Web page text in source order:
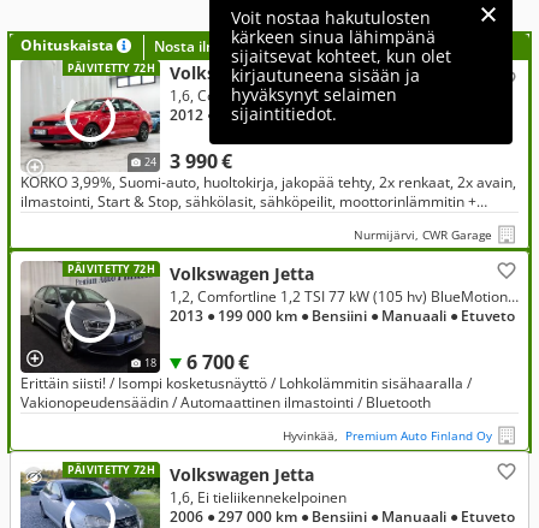
Voit nostaa hakutulosten
kärkeen sinua lähimpänä
sijaitsevat kohteet, kun olet
kirjautuneena sisään ja
hyväksynyt selaimen
sijaintitiedot.
Ohituskaista Nosta ilmoituksesi tähän?
PÄIVITETTY 72H
24
Volkswagen Jetta
3 990 €
2012 ● 329 000 km● Diesel
KORKO 3,99%, Suomi-auto, huoltokirja, jakopää tehty, 2x renkaat, 2x avain,
ilmastointi, Start & Stop, sähkölasit, sähköpeilit, moottorinlämmitin +
Nurmijärvi, CWR Garage
PÄIVITETTY 72H
18
Volkswagen Jetta
6 700 €
1,2, Comfortline 1,2 TSI 77 kW (105 hv) BlueMotion Technology
2013 ● 199 000 km ● Bensiini ● Manuaali ● Etuveto
Erittäin siisti! / Isompi kosketusnäyttö / Lohkolämmitin sisähaaralla /
Vakionopeudensäädin / Automaattinen ilmastointi / Bluetooth
Hyvinkää, Premium Auto Finland Oy
PÄIVITETTY 72H Volkswagen Jetta
1,6, Ei tieliikennekelpoinen
2006 ● 297 000 km ● Bensiini ● Manuaali ● Etuveto